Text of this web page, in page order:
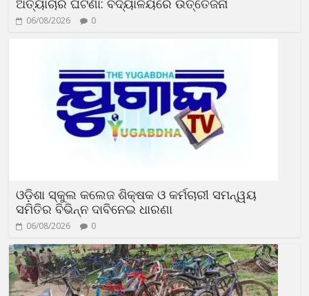
ଅତ୍ୟାଚାର ଘଟଣା: ବିଦ୍ୟାଳୟରେ ଉତ୍ତେଜନା
06/08/2026 0
ଓଡ଼ିଶା ସ୍କୁଲ କଲେଜ ଶିକ୍ଷକ ଓ କର୍ମଚାରୀ ସମନ୍ୱୟ
ସମିତିର ବିଭିନ୍ନ ଦାବିନେଇ ଧାରଣା
06/08/2026 0